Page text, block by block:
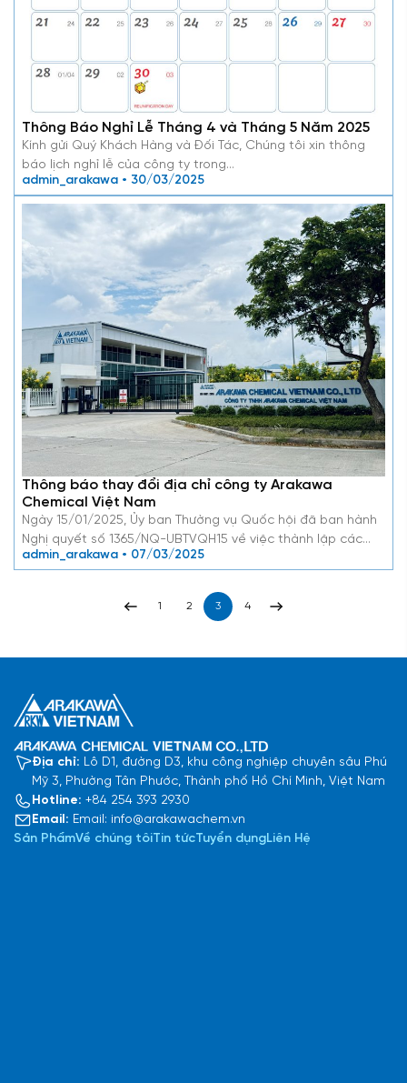
Thông Báo Nghỉ Lễ Tháng 4 và Tháng 5 Năm 2025
Kính gửi Quý Khách Hàng và Đối Tác, Chúng tôi xin thông
báo lịch nghỉ lễ của công ty trong…
admin_arakawa • 30/03/2025
Thông báo thay đổi địa chỉ công ty Arakawa
Chemical Việt Nam
Ngày 15/01/2025, Ủy ban Thường vụ Quốc hội đã ban hành
Nghị quyết số 1365/NQ-UBTVQH15 về việc thành lập các…
admin_arakawa • 07/03/2025
1 2 3 4
Địa chỉ: Lô D1, đường D3, khu công nghiệp chuyên sâu Phú
Mỹ 3, Phường Tân Phước, Thành phố Hồ Chí Minh, Việt Nam
Hotline: +84 254 393 2930
Email: Email: info@arakawachem.vn
Sản PhẩmVề chúng tôiTin tứcTuyển dụngLiên Hệ